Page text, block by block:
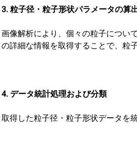
3. 粒子径・粒子形状パラメータの算
画像解析により、個々の粒子につい
の詳細な情報を取得することで、粒
4. データ統計処理および分類
取得した粒子径・粒子形状データを